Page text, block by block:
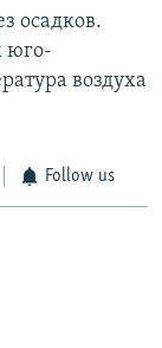
осадков.
юго-
воздуха
Follow us